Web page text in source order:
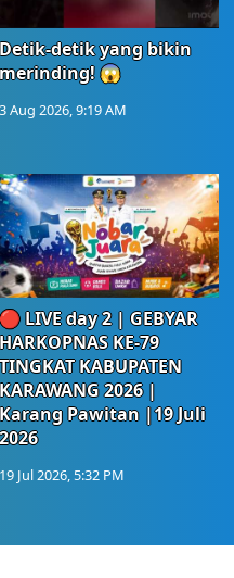
Detik-detik yang bikin
merinding! 😱
3 Aug 2026, 9:19 AM
🔴 LIVE day 2 | GEBYAR
HARKOPNAS KE-79
TINGKAT KABUPATEN
KARAWANG 2026 |
Karang Pawitan |19 Juli
2026
19 Jul 2026, 5:32 PM